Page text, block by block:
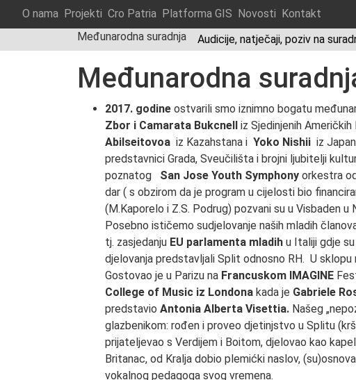
O nama Projekti Cro Patria Platforma GIS Novosti
Kontakt
Međunarodna suradnja
Audicije, natječaji, poziv na
Međunarodna
2017. godine ostvarili smo iznimno bogatu
Zbor i Camarata Bukcnell iz Sjedinjenih
Abilseitovoa iz Kazahstana i Yoko Nishii iz
predstavnici Grada, Sveučilišta i brojni ljubitelji
poznatog San Jose Youth Symphony orkestra
dar ( s obzirom da je program u cijelosti bio
(M.Kaporelo i Z.S. Podrug) pozvani su u Visbaden
Posebno ističemo sudjelovanje naših mladih
tj. zasjedanju EU parlamenta mladih u Italiji gdje
djelovanja predstavljali Split odnosno RH. U
Gostovao je u Parizu na Francuskom IMAGINE
College of Music iz Londona kada je Gabriele
predstavio Antonia Alberta Visettia. Našeg
glazbenikom: rođen i proveo djetinjstvo u Splitu
prijateljevao s Verdijem i Boitom, djelovao kao
Britanac, od Kralja dobio plemićki naslov,
vokalnog pedagoga svog vremena.